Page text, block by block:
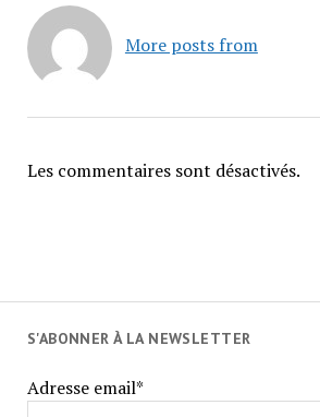
More posts from
Les commentaires sont désactivés.
S'ABONNER À LA NEWSLETTER
Adresse email*